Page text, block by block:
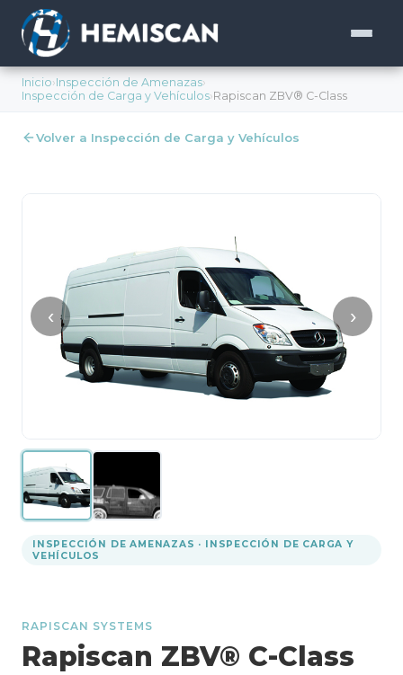
Inicio›Inspección de Amenazas›
Inspección de Carga y Vehículos›Rapiscan ZBV® C-Class
Volver a Inspección de Carga y Vehículos
‹ ›
INSPECCIÓN DE AMENAZAS · INSPECCIÓN DE CARGA Y
VEHÍCULOS
RAPISCAN SYSTEMS
Rapiscan ZBV® C-Class